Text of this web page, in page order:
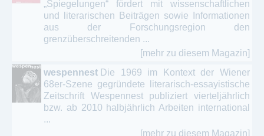
„Spiegelungen“ fördert mit wissenschaftlichen
und literarischen Beiträgen sowie Informationen
aus der Forschungsregion den
grenzüberschreitenden ...
[mehr zu diesem Magazin]
wespennest Die 1969 im Kontext der Wiener
68er-Szene gegründete literarisch-essayistische
Zeitschrift Wespennest publiziert vierteljährlich
bzw. ab 2010 halbjährlich Arbeiten international
...
[mehr zu diesem Magazin]